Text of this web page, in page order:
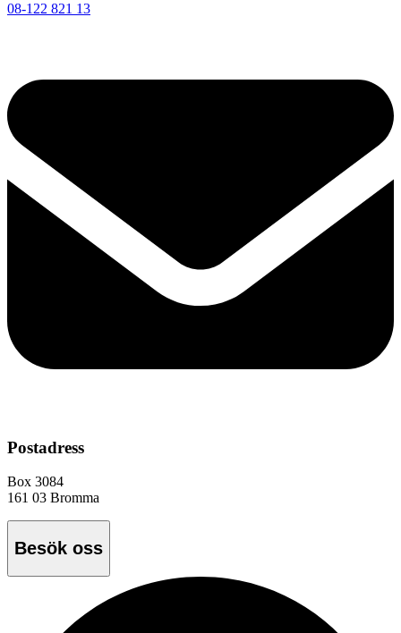
08-122 821 13
Postadress
Box 3084
161 03 Bromma
Besök oss